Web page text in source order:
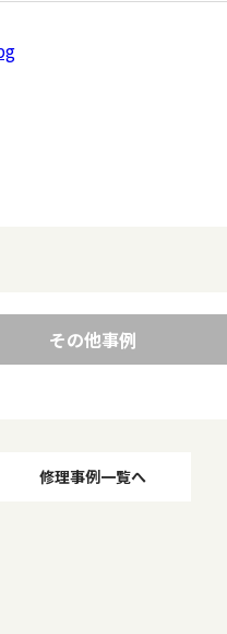
その他事例
修理事例一覧へ